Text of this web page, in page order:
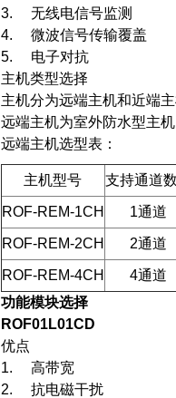
3. 无线电信号监测
4. 微波信号传输覆盖
5. 电子对抗
主机类型选择
主机分为远端主机和近端主
远端主机为室外防水型主
远端主机选型表：
主机型号 支持通道
ROF-REM-1CH 1通道
ROF-REM-2CH 2通道
ROF-REM-4CH 4通道
功能模块选择
ROF01L01CD
优点
1. 高带宽
2. 抗电磁干扰